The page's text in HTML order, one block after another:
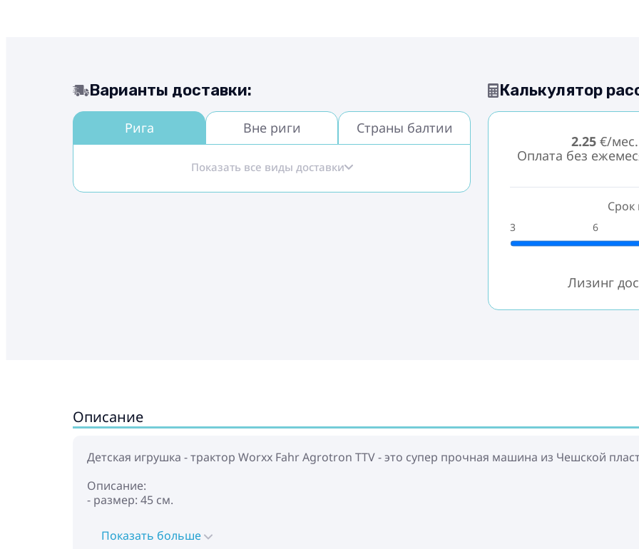
Варианты доставки:
Рига Вне риги Страны балтии
Показать все виды доставки
Калькулятор
2.25€/мес.
Оплата без
Срок
3 6
Лизинг
Описание
Детская игрушка - трактор Worxx Fahr Agrotron TTV - это супер прочная машина из Чешской
Описание:
- размер: 45 см.
Показать больше